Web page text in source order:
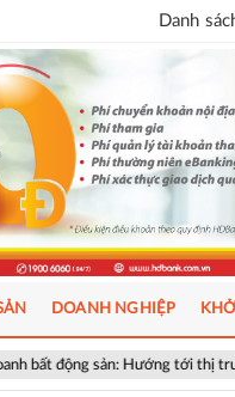
Danh
sản: Hướng tới thị trường
DOANH NGHIỆP